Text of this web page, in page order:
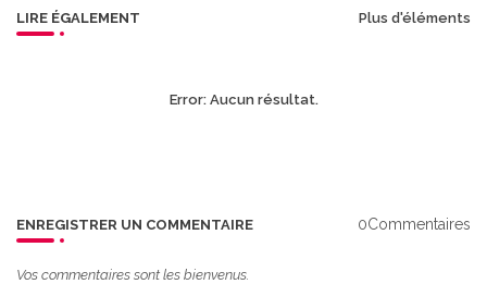
LIRE ÉGALEMENT Plus d'éléments
Error:Aucun résultat.
ENREGISTRER UN COMMENTAIRE 0Commentaires
Vos commentaires sont les bienvenus.